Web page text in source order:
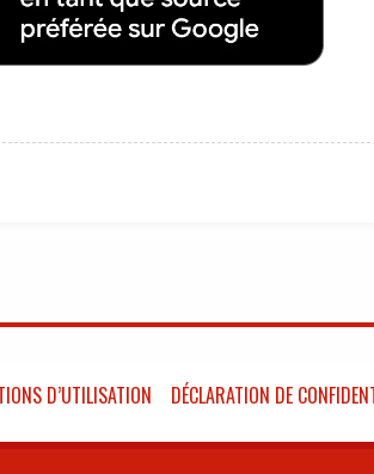
D’UTILISATION DÉCLARATION DE